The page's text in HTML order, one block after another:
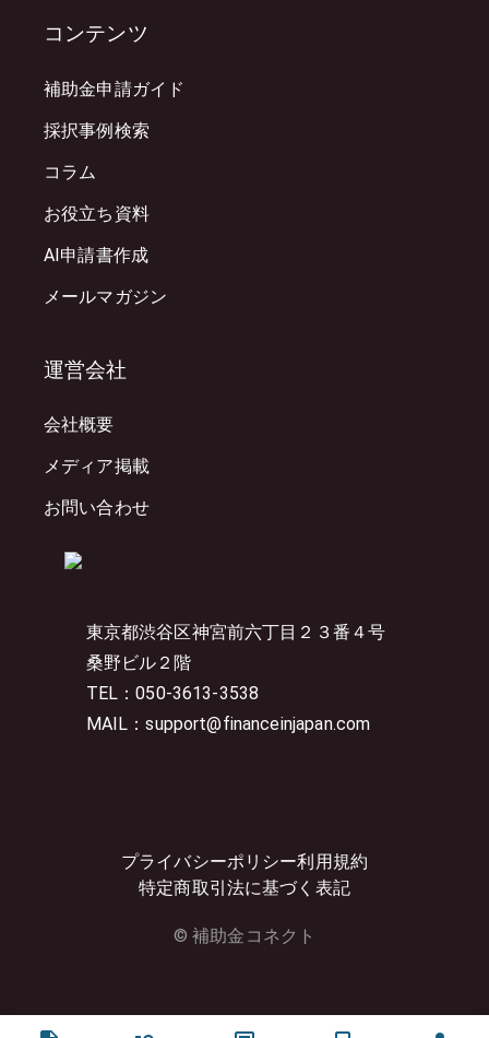
東京都渋谷区神宮前六丁目２３番４号
桑野ビル２階
TEL：050-3613-3538
MAIL：support@financeinjapan.com
プライバシーポリシー利用規約
特定商取引法に基づく表記
© 補助金コネクト
コンテンツ
補助金申請ガイド
採択事例検索
コラム
お役立ち資料
AI申請書作成
メールマガジン
運営会社
会社概要
メディア掲載
お問い合わせ